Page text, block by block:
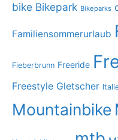
bike Bikepark Bikeparks
Familiensommerurlaub
Fieberbrunn Freeride
Freestyle Gletscher
Mountainbike